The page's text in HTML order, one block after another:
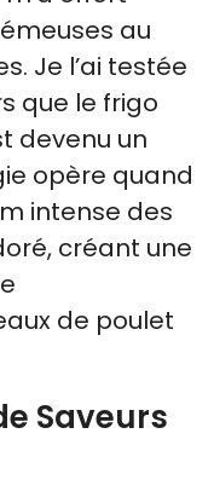
au
Je l’ai testée
que le frigo
devenu un
opère quand
intense des
créant une
de poulet
Saveurs